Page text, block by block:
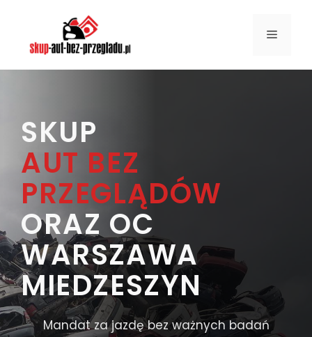
treści
MENU
SKUP
AUT BEZ
PRZEGLĄDÓW
ORAZ OC
WARSZAWA
MIEDZESZYN
Mandat za jazdę bez ważnych badań